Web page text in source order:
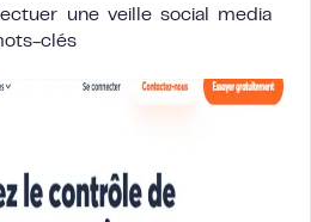
une veille social media
clés